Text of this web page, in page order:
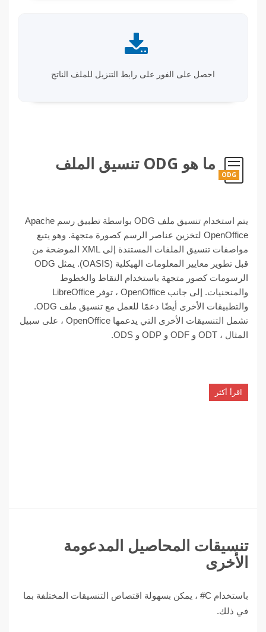
احصل على الفور على رابط التنزيل للملف الناتج
ODG
ما هو ODG تنسيق الملف
يتم استخدام تنسيق ملف ODG بواسطة تطبيق رسم Apache
OpenOffice لتخزين عناصر الرسم كصورة متجهة. وهو يتبع
مواصفات تنسيق الملفات المستندة إلى XML الموضحة من
قبل تطوير معايير المعلومات الهيكلية (OASIS). يمثل ODG
الرسومات كصور متجهة باستخدام النقاط والخطوط
والمنحنيات. إلى جانب OpenOffice ، توفر LibreOffice
والتطبيقات الأخرى أيضًا دعمًا للعمل مع تنسيق ملف ODG.
تشمل التنسيقات الأخرى التي يدعمها OpenOffice ، على سبيل
المثال ، ODT و ODF و ODP و ODS.
اقرأ أكثر
تنسيقات المحاصيل المدعومة
الأخرى
باستخدام C# ، يمكن بسهولة اقتصاص التنسيقات المختلفة بما
في ذلك.